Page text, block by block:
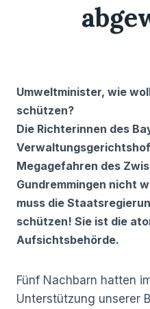
Umweltminister, wie
schützen?
Die Richterinnen des
Megagefahren des
Gundremmingen nicht
muss die
schützen! Sie ist die
Aufsichtsbehörde.
Fünf Nachbarn hatten
Unterstützung unserer